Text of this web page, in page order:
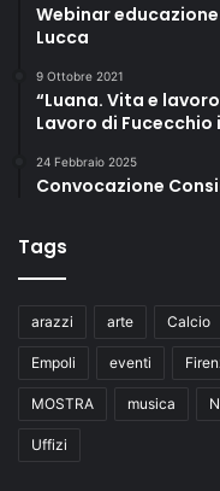
Webinar
Lucca
9 Ottobre 2021
“Luana. Vita e
Lavoro di
24 Febbraio 2025
Convocazione
Tags
arazzi arte Calcio
Empoli eventi
MOSTRA musica
Uffizi